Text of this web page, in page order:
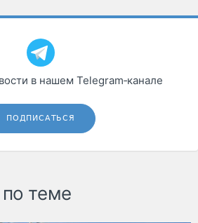
в нашем Telegram‑канале
ПОДПИСАТЬСЯ
теме